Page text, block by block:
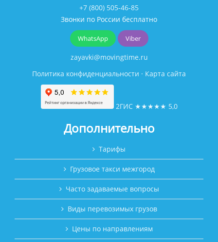
+7 (800) 505-46-85
Звонки по России бесплатно
WhatsApp Viber
zayavki@movingtime.ru
Политика конфиденциальности · Карта сайта
2ГИС ★★★★★ 5,0
Дополнительно
Тарифы
Грузовое такси межгород
Часто задаваемые вопросы
Виды перевозимых грузов
Цены по направлениям